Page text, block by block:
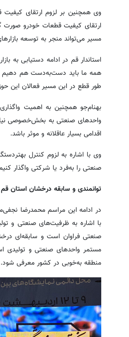
وی همچنین بر لزوم ارتقای
ارتقای کیفیت قطعات خودرو صورت
مسیر می‌تواند منجر به توسعه
استاندار قم در ادامه دستیابی به
همه ما باید دست‌به‌دست هم دهیم
طور قطع در این مسیر فعالان این
بهنام‌جو همچنین به اهمیت
واحدهای صنعتی به بخش‌خصوصی
اقدامی بسیار عاقلانه و موثر باشد.
وی با اشاره به لزوم کنترل
صنعتی را به‌فرد یا شرکتی واگذار
توانمندی و سابقه درخشان استان
در ادامه این مراسم محمدرضا
با اشاره به ظرفیت‌های صنعتی و
صنعتی فراوان است و سابقه‌ای
مستمر واحدهای صنعتی و تولیدی
منطقه به‌خوبی در کشور معرفی شود.